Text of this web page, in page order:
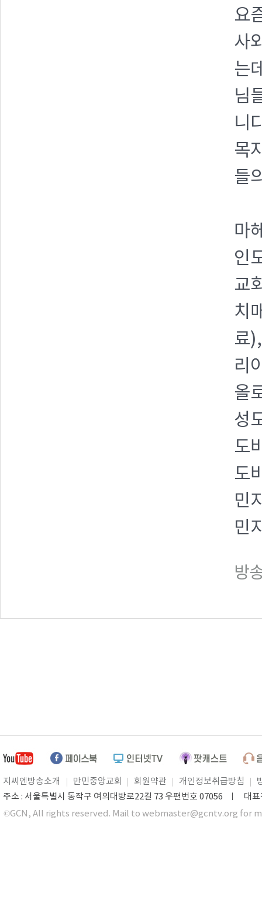
요
사
는
님
니
목
들
마
인
교
치
료
리
올
성
도
도
민
민
방
지씨엔방송소개 만민중앙교회 회원약관 개인정보취급방침
주소 : 서울특별시 동작구 여의대방로22길 73 우편번호 07056 ㅣ 대
©GCN, All rights reserved. Mail to webmaster@gcntv.org for